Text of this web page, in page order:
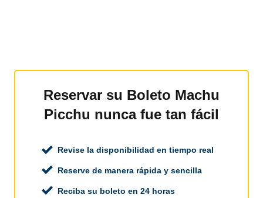
Reservar su Boleto Machu
Picchu nunca fue tan fácil
Revise la disponibilidad en tiempo real
Reserve de manera rápida y sencilla
Reciba su boleto en 24 horas